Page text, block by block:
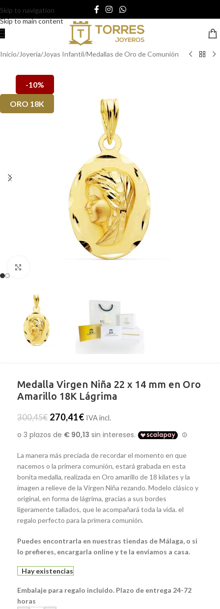
Skip to navigation
Skip to main content
Inicio/Joyería/Joyas Infantil/Medallas de Oro de Comunión
-10%
ORO 18K
Medalla Virgen Niña 22 x 14 mm en Oro
Amarillo 18K Lágrima
300,45€ 270,41€ IVA incl.
La manera más preciada de recordar el momento en que
nacemos o la primera comunión, estará grabada en esta
bonita medalla, realizada en Oro amarillo de 18 kilates y la
imagen a relieve de la Virgen Niña rezando. Modelo clásico y
original, en forma de lágrima, gracias a sus bordes
ligeramente tallados, que le acompañará toda la vida. el
regalo perfecto para la primera comunión.
Puedes encontrarla en nuestras tiendas de Málaga, o si
lo prefieres, encargarla online y te la enviamos a casa.
Hay existencias
Embalaje para regalo incluido. Plazo de entrega 24-72
horas